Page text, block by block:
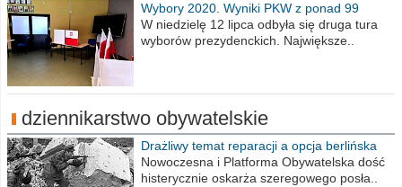
Wybory 2020. Wyniki PKW z ponad 99
procent obwodów
W niedzielę 12 lipca odbyła się druga tura
wyborów prezydenckich. Największe..
dziennikarstwo obywatelskie
Drażliwy temat reparacji a opcja berlińska
Nowoczesna i Platforma Obywatelska dość
histerycznie oskarża szeregowego posła..